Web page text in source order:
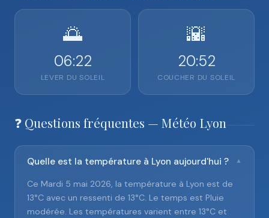
🌅
06:22
LEVER DU SOLEIL
🌇
20:52
COUCHER DU SOLEIL
❓ Questions fréquentes — Météo Lyon
Quelle est la température à Lyon aujourd'hui ? ▼
Ce Mardi 5 mai 2026, la température à Lyon est de
13°C avec un ressenti de 13°C. Le temps est Pluie
modérée. Les températures varient entre 13°C et